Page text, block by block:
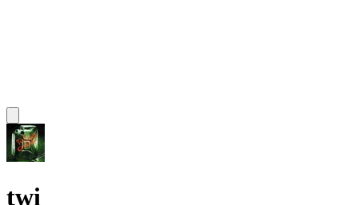
twi